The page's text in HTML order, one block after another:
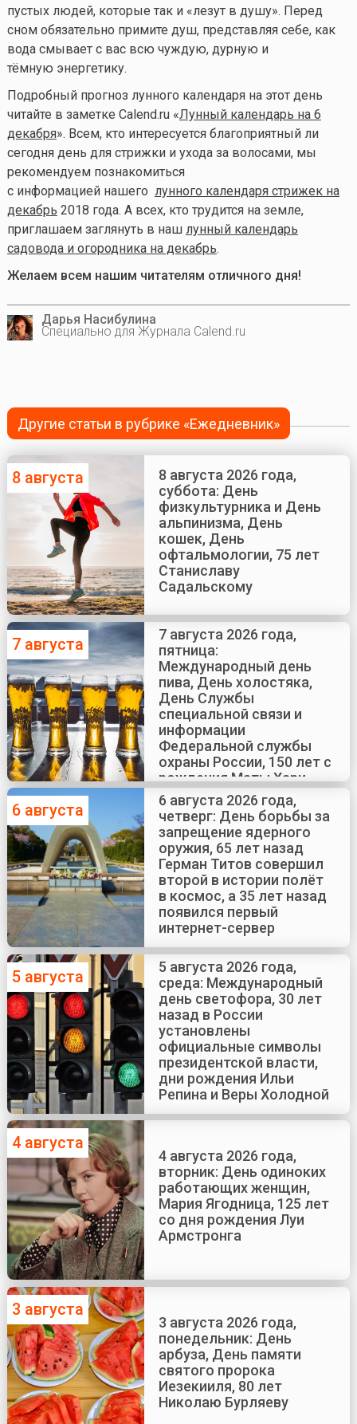
пустых людей, которые так и «лезут в душу». Перед
сном обязательно примите душ, представляя себе, как
вода смывает с вас всю чуждую, дурную и
тёмную энергетику.
Подробный прогноз лунного календаря на этот день
читайте в заметке Calend.ru «Лунный календарь на 6
декабря». Всем, кто интересуется благоприятный ли
сегодня день для стрижки и ухода за волосами, мы
рекомендуем познакомиться
с информацией нашего лунного календаря стрижек на
декабрь 2018 года. А всех, кто трудится на земле,
приглашаем заглянуть в наш лунный календарь
садовода и огородника на декабрь.
Желаем всем нашим читателям отличного дня!
Дарья Насибулина
Специально для Журнала Calend.ru
Другие статьи в рубрике «Ежедневник»
8 августа
8 августа 2026 года,
суббота: День
физкультурника и День
альпинизма, День
кошек, День
офтальмологии, 75 лет
Станиславу
Садальскому
7 августа
7 августа 2026 года,
пятница:
Международный день
пива, День холостяка,
День Службы
специальной связи и
информации
Федеральной службы
охраны России, 150 лет с
рождения Маты Хари
6 августа
6 августа 2026 года,
четверг: День борьбы за
запрещение ядерного
оружия, 65 лет назад
Герман Титов совершил
второй в истории полёт
в космос, а 35 лет назад
появился первый
интернет-сервер
5 августа
5 августа 2026 года,
среда: Международный
день светофора, 30 лет
назад в России
установлены
официальные символы
президентской власти,
дни рождения Ильи
Репина и Веры Холодной
4 августа
4 августа 2026 года,
вторник: День одиноких
работающих женщин,
Мария Ягодница, 125 лет
со дня рождения Луи
Армстронга
3 августа
3 августа 2026 года,
понедельник: День
арбуза, День памяти
святого пророка
Иезекииля, 80 лет
Николаю Бурляеву